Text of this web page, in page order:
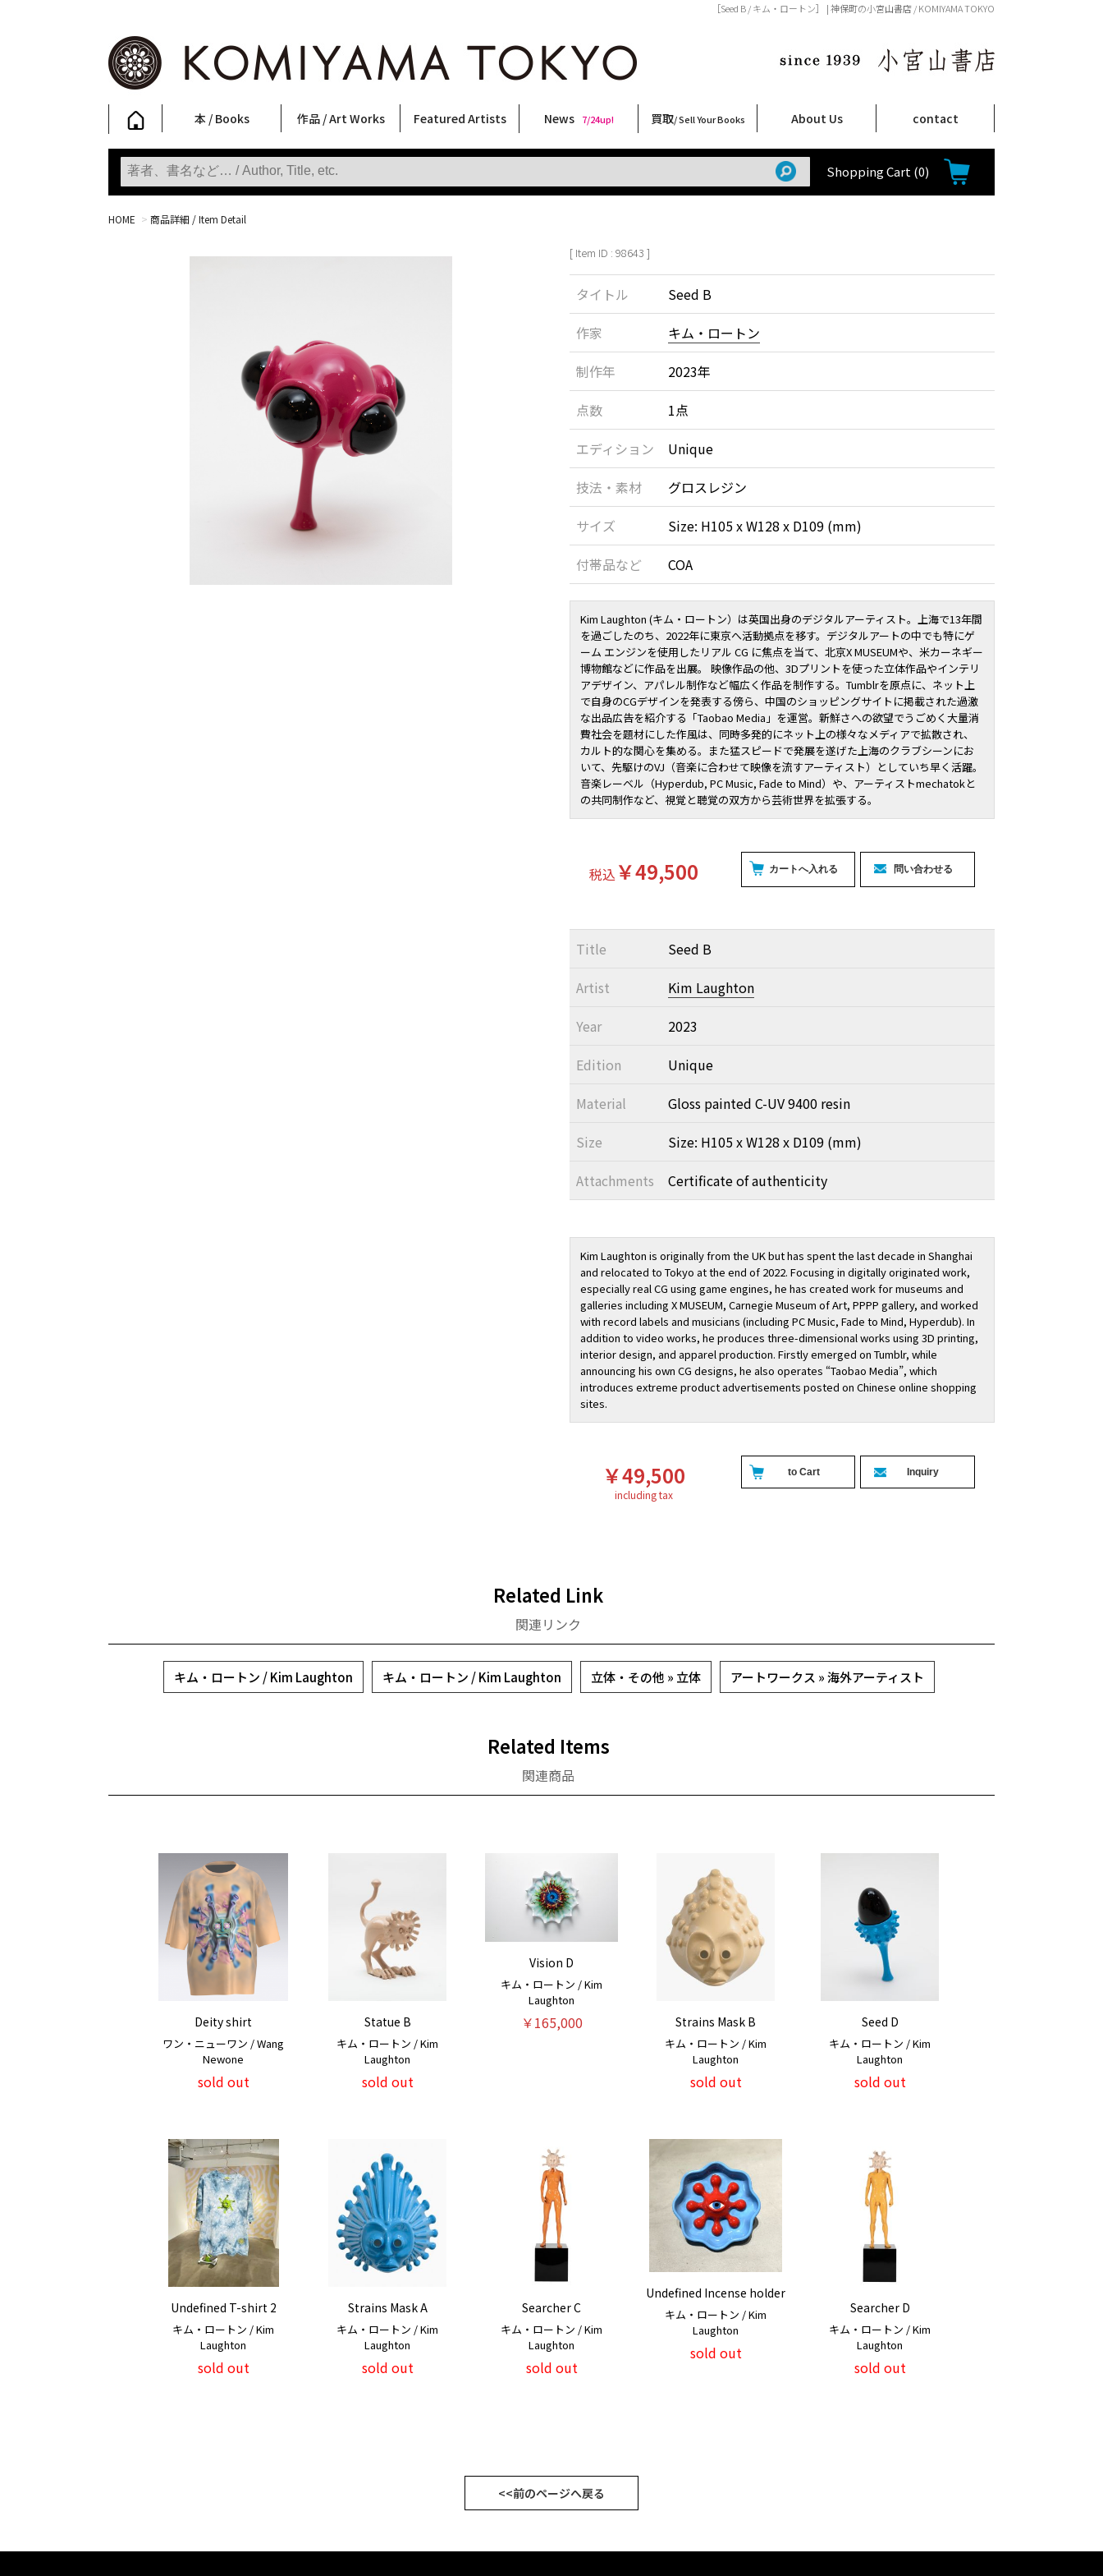
［Seed B / キム・ロートン］ | 神保町の小宮山書店 / KOMIYAMA TOKYO
本 / Books
写真集
Photobooks
ファッション
Fashion
アート / 美術
Art
文学・人文
Literature & Humanities
日本文化
Japanese Culture
新刊
New Books
SALE
SALE
作品 / Art Works
フォトグラフィー
Photography
ポスター
Posters
ストリートアート
Street Art
立体・その他
Sculptures / etc
アートワークス
Art Works
Primary Artworks
KOMIYAMA TOKYO ART LABEL
版画
Prints
Featured Artists
稲嶺啓一(東風終)
村田言恵
丸岡和吾
Rico Casella
キム・ロートン
菅谷晋一
柴田亜美
内藤啓介
CHRIS
森山大道
三島由紀夫
COOKIE
北島敬三
三島剛
二本木里美
秋赤音
内藤ルネ
横尾忠則
大西洋介
天野タケル
林月光
春川ナミオ
須藤昌人
大類信
佐伯俊男
News 7/24up!
新着・おすすめ商品 9/7up!
フェア・イベント情報 7/24up!
お店からのお知らせ 6/1up!
買取/ Sell Your Books
買取ブログ
買取専用フォーム
古書 / 古本の買取
美術品の買取
出張買取について
宅配買取について
店頭買取について
よくある質問
About Us
店舗案内
Shop Infomation
ご注文について
How to Order
特定商取引法に関する表示
プライバシーポリシー
contact
Shopping Cart (0)
HOME > 商品詳細 / Item Detail
[ Item ID : 98643 ]
タイトル
Seed B
作家
キム・ロートン
制作年
2023年
点数
1点
エディション
Unique
技法・素材
グロスレジン
サイズ
Size: H105 x W128 x D109 (mm)
付帯品など
COA
Kim Laughton (キム・ロートン）は英国出身のデジタルアーティスト。上海で13年間
を過ごしたのち、2022年に東京へ活動拠点を移す。デジタルアートの中でも特にゲ
ーム エンジンを使用したリアル CG に焦点を当て、北京X MUSEUMや、米カーネギー
博物館などに作品を出展。 映像作品の他、3Dプリントを使った立体作品やインテリ
アデザイン、アパレル制作など幅広く作品を制作する。Tumblrを原点に、ネット上
で自身のCGデザインを発表する傍ら、中国のショッピングサイトに掲載された過激
な出品広告を紹介する「Taobao Media」を運営。新鮮さへの欲望でうごめく大量消
費社会を題材にした作風は、同時多発的にネット上の様々なメディアで拡散され、
カルト的な関心を集める。また猛スピードで発展を遂げた上海のクラブシーンにお
いて、先駆けのVJ（音楽に合わせて映像を流すアーティスト）としていち早く活躍。
音楽レーベル（Hyperdub, PC Music, Fade to Mind）や、アーティストmechatokと
の共同制作など、視覚と聴覚の双方から芸術世界を拡張する。
税込 ￥49,500
Title
Seed B
Artist
Kim Laughton
Year
2023
Edition
Unique
Material
Gloss painted C-UV 9400 resin
Size
Size: H105 x W128 x D109 (mm)
Attachments
Certificate of authenticity
Kim Laughton is originally from the UK but has spent the last decade in Shanghai
and relocated to Tokyo at the end of 2022. Focusing in digitally originated work,
especially real CG using game engines, he has created work for museums and
galleries including X MUSEUM, Carnegie Museum of Art, PPPP gallery, and worked
with record labels and musicians (including PC Music, Fade to Mind, Hyperdub). In
addition to video works, he produces three-dimensional works using 3D printing,
interior design, and apparel production. Firstly emerged on Tumblr, while
announcing his own CG designs, he also operates “Taobao Media”, which
introduces extreme product advertisements posted on Chinese online shopping
sites.
￥49,500
including tax
Related Link
関連リンク
キム・ロートン / Kim Laughton キム・ロートン / Kim Laughton 立体・その他 » 立体 アートワークス » 海外アーティスト
Related Items
関連商品
Deity shirt
ワン・ニューワン / Wang
Newone
sold out
Statue B
キム・ロートン / Kim
Laughton
sold out
Vision D
キム・ロートン / Kim
Laughton
￥165,000 Strains Mask B
キム・ロートン / Kim
Laughton
sold out
Seed D
キム・ロートン / Kim
Laughton
sold out
Undefined T-shirt 2
キム・ロートン / Kim
Laughton
sold out
Strains Mask A
キム・ロートン / Kim
Laughton
sold out
Searcher C
キム・ロートン / Kim
Laughton
sold out
Undefined Incense holder
キム・ロートン / Kim
Laughton
sold out
Searcher D
キム・ロートン / Kim
Laughton
sold out
<<前のページへ戻る